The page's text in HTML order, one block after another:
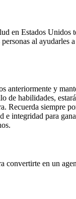
en Estados
al ayudarles
anteriormente y
de habilidades,
Recuerda siempre
e integridad para
convertirte en un